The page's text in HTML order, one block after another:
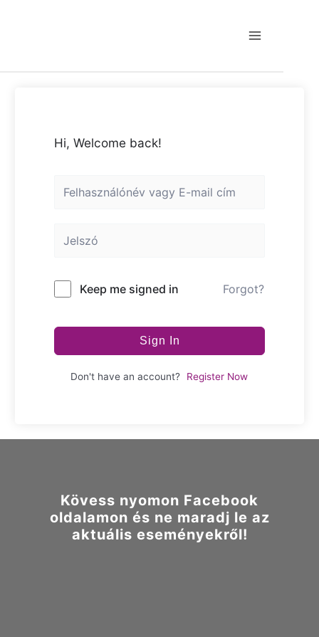
Hi, Welcome back!
Keep me signed in Forgot?
Sign In
Don't have an account? Register Now
Kövess nyomon Facebook
oldalamon és ne maradj le az
aktuális eseményekről!